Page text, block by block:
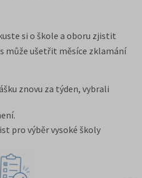
si o škole a oboru zjistit
může ušetřit měsíce zklamání
znovu za týden, vybrali
pro výběr vysoké školy